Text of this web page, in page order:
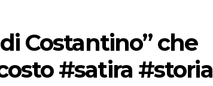
Costantino” che
#satira #storia